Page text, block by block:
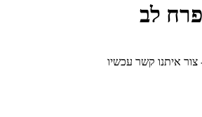
לב
צור איתנו קשר עכשיו